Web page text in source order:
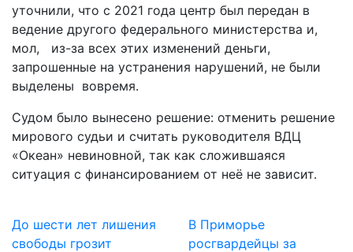
уточнили, что с 2021 года центр был передан в
ведение другого федерального министерства и,
мол, из-за всех этих изменений деньги,
запрошенные на устранения нарушений, не были
выделены вовремя.
Судом было вынесено решение: отменить решение
мирового судьи и считать руководителя ВДЦ
«Океан» невиновной, так как сложившаяся
ситуация с финансированием от неё не зависит.
До шести лет лишения
свободы грозит
В Приморье
росгвардейцы за